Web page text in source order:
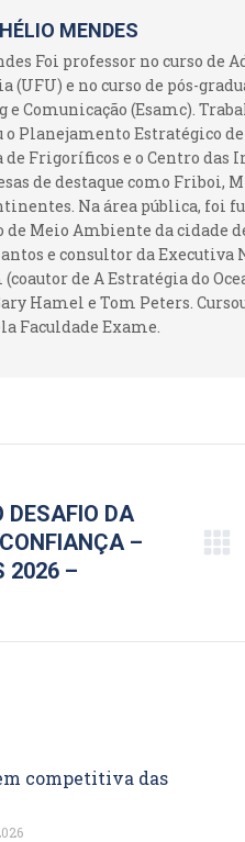
HÉLIO MENDES
Foi professor no curso de
(UFU) e no curso de pós-
Comunicação (Esamc).
o Planejamento Estratégico
Frigoríficos e o Centro das
de destaque como Friboi,
Na área pública, foi
de Meio Ambiente da cidade
e consultor da Executiva
de A Estratégia do
Hamel e Tom Peters.
Faculdade Exame.
DESAFIO DA
–
2026 –
competitiva das